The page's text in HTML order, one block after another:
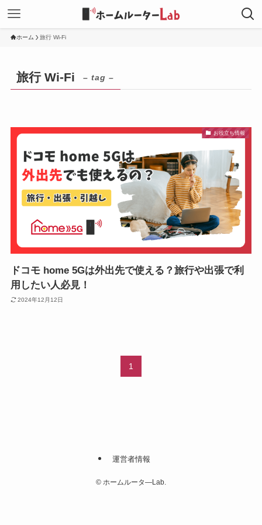
ホーム 旅行 Wi-Fi
旅行 Wi-Fi – tag –
お役立ち情報
ドコモ home 5Gは外出先で使える？旅行や出張で利
用したい人必見！
2024年12月12日
1
運営者情報
© ホームルータ―Lab.